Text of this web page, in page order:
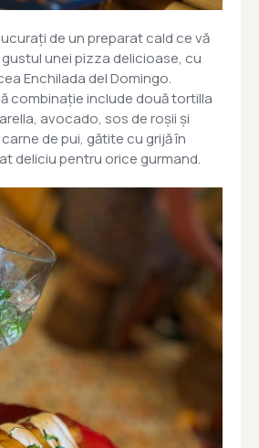
de un preparat cald ce vă
unei pizza delicioase, cu
Enchilada del Domingo.
combinație include două tortilla
avocado, sos de roșii și
de pui, gătite cu grijă în
deliciu pentru orice gurmand.